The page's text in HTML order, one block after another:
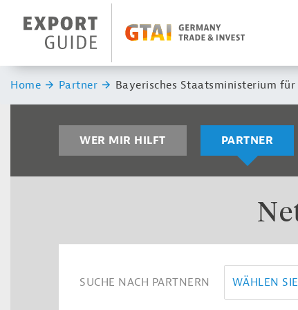
Header Logo
Sie sind hier:
Home Partner Bayerisches Staatsministerium
WER MIR HILFT PARTNER
SUCHE NACH PARTNERN WÄHLEN